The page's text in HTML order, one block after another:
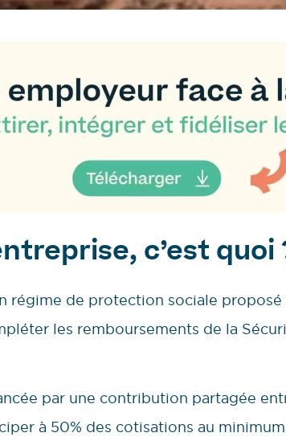
c’est quoi
régime de protection sociale proposé
les remboursements de la
par une contribution partagée
à 50% des cotisations au